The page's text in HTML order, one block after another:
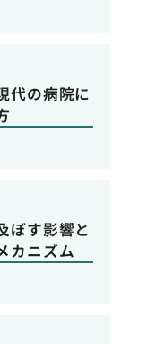
代の病院に
ぼす影響と
カニズム